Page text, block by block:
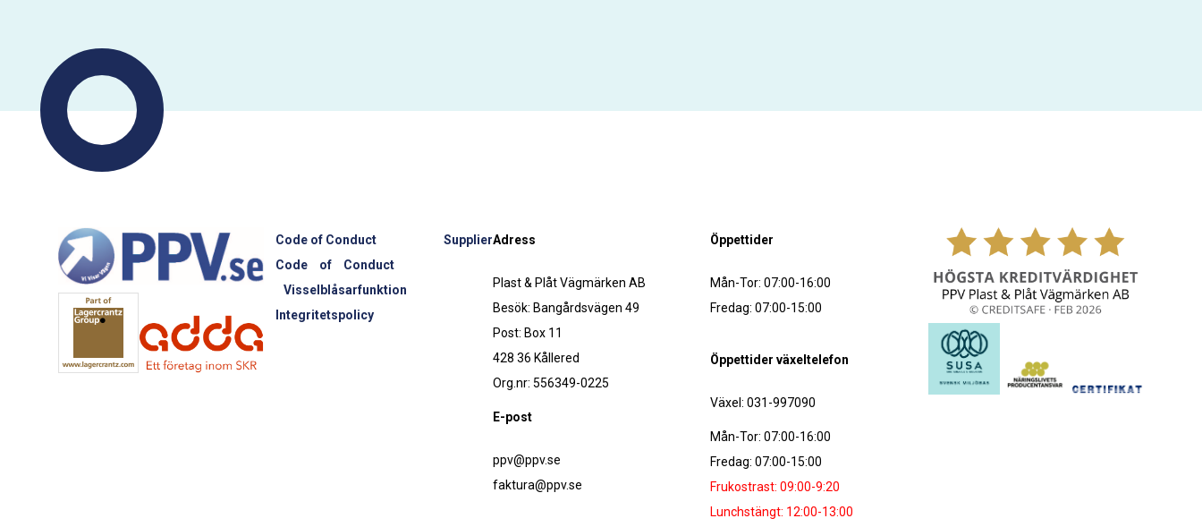
Code of Conduct
Supplier
Code of Conduct
Visselblåsarfunktion
Integritetspolicy
Adress
Plast & Plåt Vägmärken AB
Besök: Bangårdsvägen 49
Post: Box 11
428 36 Kållered
Org.nr: 556349-0225
E-post
ppv@ppv.se
faktura@ppv.se
Öppettider
Mån-Tor: 07:00-16:00
Fredag: 07:00-15:00
Öppettider växeltelefon
Växel: 031-997090
Mån-Tor: 07:00-16:00
Fredag: 07:00-15:00
Frukostrast: 09:00-9:20
Lunchstängt: 12:00-13:00